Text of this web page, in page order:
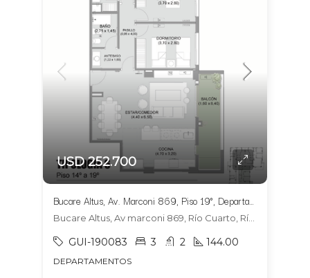
USD 252.700
Bucare Altus, Av. Marconi 869, Piso 19°, Departamento 1904, Tipologia 6
Bucare Altus, Av marconi 869, Río Cuarto, Río Cuarto
GUI-190083 3 2 144.00
DEPARTAMENTOS